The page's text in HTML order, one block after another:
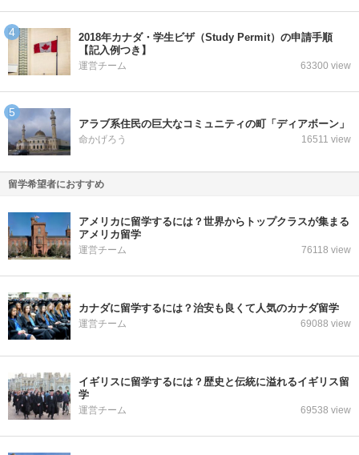
2018年カナダ・学生ビザ（Study Permit）の申請手順
【記入例つき】
運営チーム 63300 view
アラブ系住民の巨大なコミュニティの町「ディアボーン」
命かげろう 16511 view
留学希望者におすすめ
アメリカに留学するには？世界からトップクラスが集まる
アメリカ留学
運営チーム 76118 view
カナダに留学するには？治安も良くて人気のカナダ留学
運営チーム 69088 view
イギリスに留学するには？歴史と伝統に溢れるイギリス留
学
運営チーム 69538 view